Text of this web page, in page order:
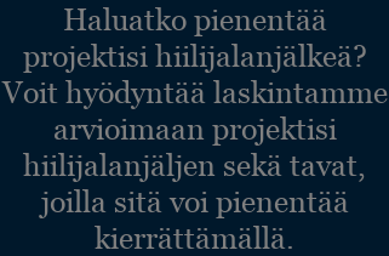
Haluatko pienentää
projektisi hiilijalanjälkeä?
Voit hyödyntää laskintamme
arvioimaan projektisi
hiilijalanjäljen sekä tavat,
joilla sitä voi pienentää
kierrättämällä.